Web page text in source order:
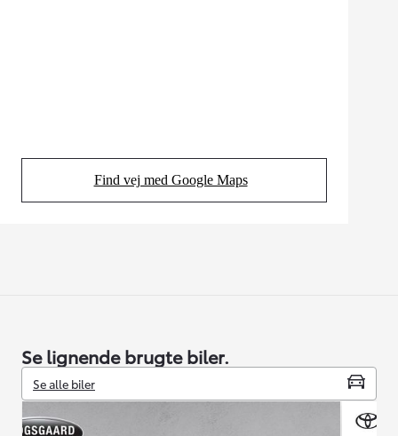
Find vej med Google Maps
(Opens in new tab)
Se lignende brugte biler.
Se alle biler